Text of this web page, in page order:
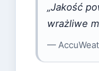
„Jakość
wrażliwe
—